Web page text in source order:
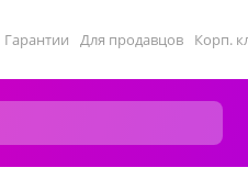
Гарантии Для продавцов Корп.